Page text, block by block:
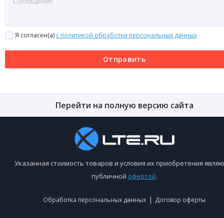
Я согласен(a) с политикой обработки персональных данных
Отправить
Перейти на полную версию сайта
Указанная стоимость товаров и условия их приобретения
публичной офертой.
Обработка персональных данных | Договор оферты